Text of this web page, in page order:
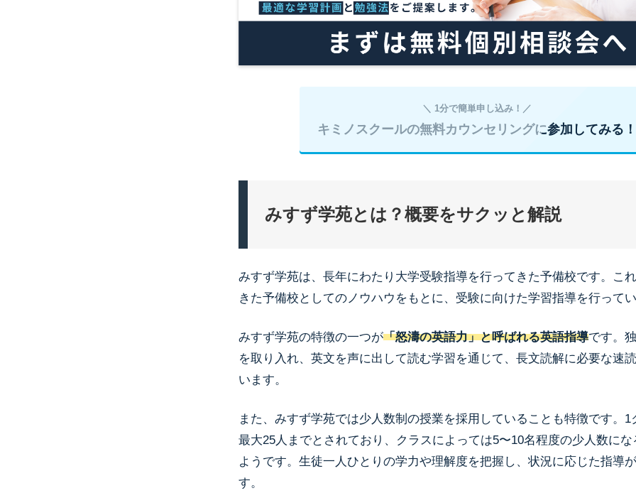
＼ 1分で簡単申し込み！／
キミノスクールの無料カウンセリングに参加してみる！
みすず学苑とは？概要をサクッと解説
みすず学苑は、長年にわたり大学受験指導を行ってきた予備校です。こ
きた予備校としてのノウハウをもとに、受験に向けた学習指導を行って
みすず学苑の特徴の一つが「怒濤の英語力」と呼ばれる英語指導です。
を取り入れ、英文を声に出して読む学習を通じて、長文読解に必要な速
います。
また、みすず学苑では少人数制の授業を採用していることも特徴です。1
最大25人までとされており、クラスによっては5〜10名程度の少人数に
ようです。生徒一人ひとりの学力や理解度を把握し、状況に応じた指導
す。